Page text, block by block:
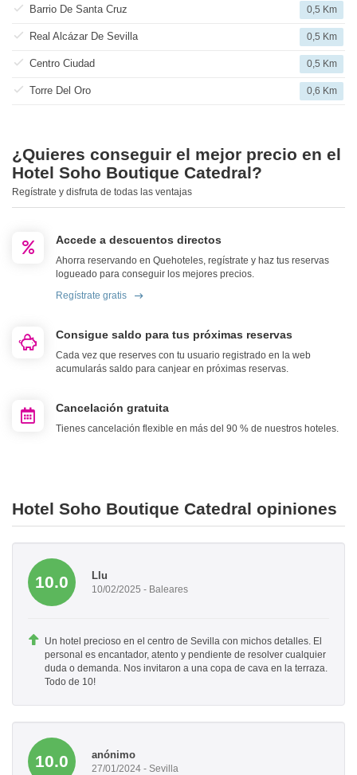
Barrio De Santa Cruz 0,5 Km
Real Alcázar De Sevilla 0,5 Km
Centro Ciudad 0,5 Km
Torre Del Oro 0,6 Km
¿Quieres conseguir el mejor precio en el
Hotel Soho Boutique Catedral?
Regístrate y disfruta de todas las ventajas
Accede a descuentos directos
Ahorra reservando en Quehoteles, regístrate y haz tus reservas
logueado para conseguir los mejores precios.
Regístrate gratis
Consigue saldo para tus próximas reservas
Cada vez que reserves con tu usuario registrado en la web
acumularás saldo para canjear en próximas reservas.
Cancelación gratuita
Tienes cancelación flexible en más del 90 % de nuestros hoteles.
Hotel Soho Boutique Catedral opiniones
10.0 Llu
10/02/2025 - Baleares
Un hotel precioso en el centro de Sevilla con michos detalles. El
personal es encantador, atento y pendiente de resolver cualquier
duda o demanda. Nos invitaron a una copa de cava en la terraza.
Todo de 10!
10.0 anónimo
27/01/2024 - Sevilla